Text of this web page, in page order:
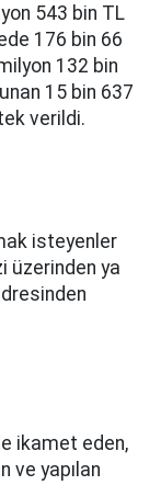
543 bin TL
176 bin 66
132 bin
15 bin 637
verildi.
isteyenler
üzerinden ya
ikamet eden,
ve yapılan